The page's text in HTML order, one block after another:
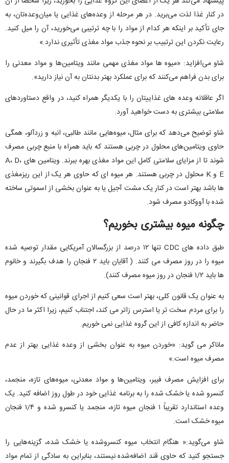
در کنار غذا لذت می‌برید. در هر مرحله از وعده‌های غذایی یا میان‌وعده‌تان، به
جای تأکید بر اینکه هر کدام از مواد را با چه ترتیبی می‌خورید، آن را میل کنید.
رعایت نکردن این ترتبیب بر نحوه جذب مواد مغذی تأثیری ندارد.»
شاو می‌افزاید: «میوه ها مواد مغذی مهمی مانند ویتامین‌ها و مواد معدنی را
برای بدن فراهم می‌کنند که برای عملکرد بهتر بدنتان به آن نیاز دارید».
اگر عاقلانه وعده های غذاییتان را با یکدیگر همراه کنید، در واقع دستاوردهای
سلامتی بیشتری به دست خواهید آورد.
شاو توضیح می‌دهد که برای مثال، میوه‌هایی مانند طالبی، انبه و زردآلو، همگی
حاوی ویتامین‌های محلول در چربی هستند که باید همراه با منبع چربی مصرف
شوند تا از مزایای سلامتی کامل این مواد مغذی بهره ببرند. ویتامین های A، D،
E و K محلول در چربی هستند. هر میوه ای که حاوی هر یک از این ریزمغذی
ها باشد بهتر است در کنار یک مشت آجیل یا به عنوان بخشی از اسموتی ساخته
شده با آووکادو مصرف شود.
چگونه میوه بیشتری بخوریم؟
طبق داده های CDC تنها ۱۲ درصد از بزرگسالان آمریکایی مقدار توصیه شده
میوه را در روز مصرف می کنند. ( آقایان باید ۲ فنجان را هدف بگیرند و خانوم
ها باید ۱/۲ فنجان در روز میوه مصرف کنند).
به عنوان یک قانون کلی، بهتر است سعی کنیم از اجرای قوانینی که خوردن میوه
را برای مردم سخت تر یا استرس زاتر می کند، اجتناب کنیم، زیرا اکثر ما در حال
حاضر به اندازه کافی از این گروه غذایی نمی خوریم.
ماناکر می گوید: «خوردن میوه به عنوان بخشی از وعده غذایی بهتر از عدم
مصرف میوه است.»
برای افزایش مصرف فیبر، ویتامین‌ها و مواد معدنی، میوه‌های تازه، منجمد،
کنسرو شده یا خشک شده را به برنامه غذایی خود در طول روز اضافه کنید. یک
وعده استاندارد تقریباً ۱ فنجان میوه تازه، منجمد یا کنسرو شده و ۱/۴ فنجان
میوه خشک است.
شاو می‌گوید:« هنگام انتخاب میوه کنسروشده یا خشک شده، گزینه‌هایی را
جستجو کنید که حاوی قند اضافه‌شده نیستند، بنابراین به سادگی از تمام مواد